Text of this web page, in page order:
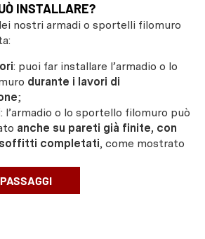
INSTALLARE?
nostri armadi o sportelli filomuro
: puoi far installare l’armadio o lo
durante i lavori di
;
: l’armadio o lo sportello filomuro può
anche su pareti già finite, con
completati, come mostrato